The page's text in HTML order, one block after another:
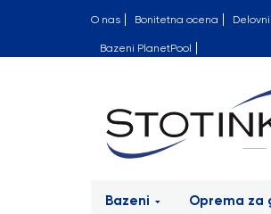
O nas Bonitetna ocena
Bazeni PlanetPool
Bazeni Oprema za